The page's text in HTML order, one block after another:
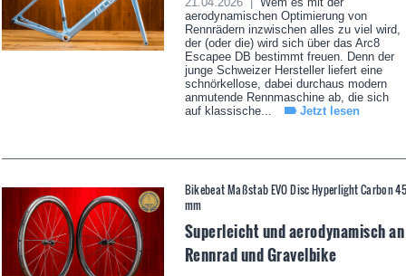
aerodynamischen Optimierung von
Rennrädern inzwischen alles zu viel wird,
der (oder die) wird sich über das Arc8
Escapee DB bestimmt freuen. Denn der
junge Schweizer Hersteller liefert eine
schnörkellose, dabei durchaus modern
anmutende Rennmaschine ab, die sich
auf klassische...
Jetzt lesen
Bikebeat Maßstab EVO Disc Hyperlight Carbon
mm
Superleicht und aerodynamisch an
Rennrad und Gravelbike